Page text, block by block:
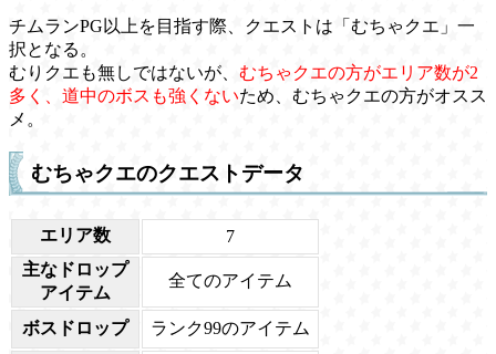
チムランPG以上を目指す際、クエストは「むちゃクエ」一
択となる。
むりクエも無しではないが、 むちゃクエの方がエリア数が2
多く、道中のボスも強くないため、むちゃクエの方がオスス
メ。
むちゃクエのクエストデータ
エリア数
7
主なドロップ
アイテム
全てのアイテム
ボスドロップ ランク99のアイテム